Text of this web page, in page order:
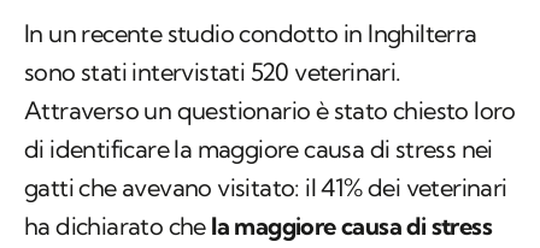
In un recente studio condotto in Inghilterra
sono stati intervistati 520 veterinari.
Attraverso un questionario è stato chiesto loro
di identificare la maggiore causa di stress nei
gatti che avevano visitato: il 41% dei veterinari
ha dichiarato che la maggiore causa di stress